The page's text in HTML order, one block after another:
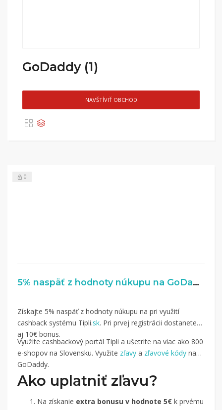
GoDaddy (1)
NAVŠTÍVIŤ OBCHOD
0
5% naspäť z hodnoty núkupu na GoDaddy.com
Získajte 5% naspäť z hodnoty núkupu na pri využití
cashback systému Tipli.sk. Pri prvej registrácii dostanete
aj 10€ bonus.
Využite cashbackový portál Tipli a ušetrite na viac ako 800
e-shopov na Slovensku. Využite zľavy a zľavové kódy na
GoDaddy.
Ako uplatniť zľavu?
Na získanie extra bonusu v hodnote 5€ k prvému